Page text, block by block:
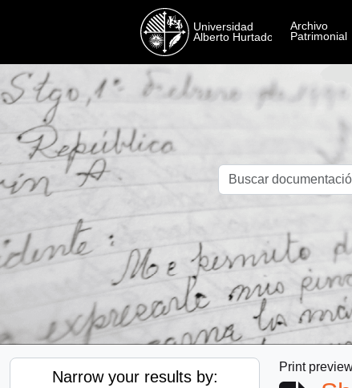
Narrow your results by:
Print